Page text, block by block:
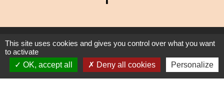
Mentions légales
Accessibilité - Plan du site - Gestion des cookies
This site uses cookies and gives you control over what you want
to activate
OK, accept all
Deny all cookies Personalize